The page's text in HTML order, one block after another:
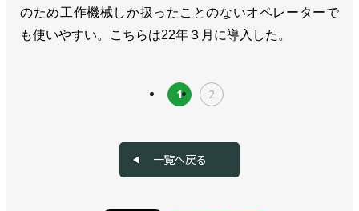
のため工作機械しか扱ったことのないオペレーターで
も使いやすい。こちらは22年３月に導入した。
1 2
一覧へ戻る